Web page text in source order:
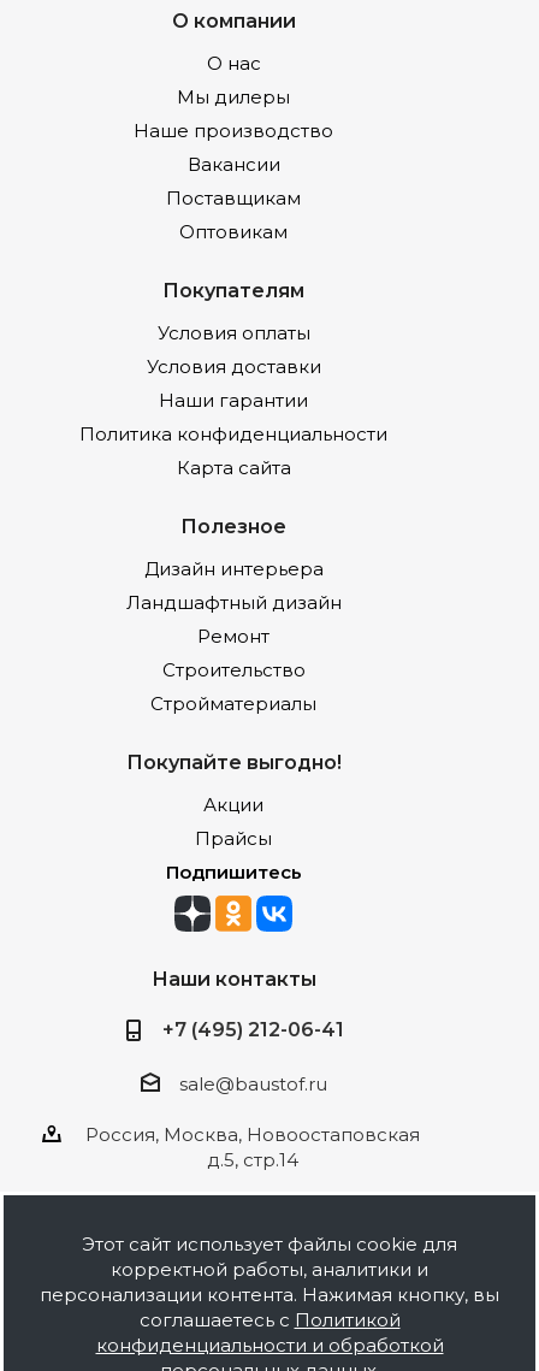
О компании
О нас
Мы дилеры
Наше производство
Вакансии
Поставщикам
Оптовикам
Покупателям
Условия оплаты
Условия доставки
Наши гарантии
Политика конфиденциальности
Карта сайта
Полезное
Дизайн интерьера
Ландшафтный дизайн
Ремонт
Строительство
Стройматериалы
Покупайте выгодно!
Акции
Прайсы
Подпишитесь
Наши контакты
+7 (495) 212-06-41
sale@baustof.ru
Россия, Москва, Новоостаповская
д.5, стр.14
2026 © ООО Баустов. Собственное
производство лакокрасочной продукции,
оптовая и розничная продажа строительных
материалов, комплектация объектов под ключ.
Этот сайт использует файлы cookie для
корректной работы, аналитики и
персонализации контента. Нажимая кнопку, вы
соглашаетесь с Политикой
конфиденциальности и обработкой